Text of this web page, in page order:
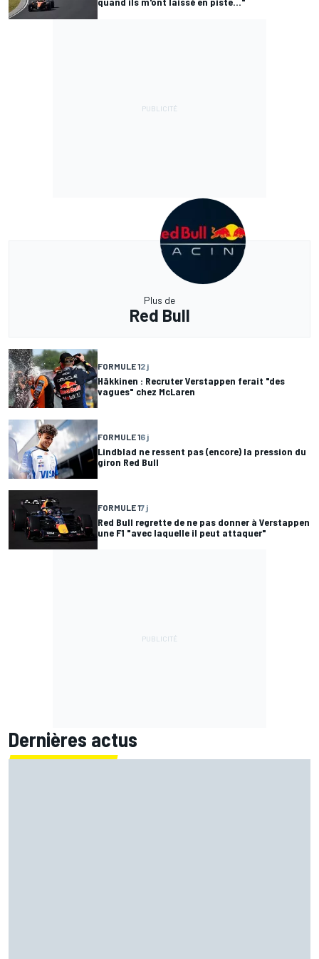
Plus de
Red Bull
FORMULE 12 j
Häkkinen : Recruter Verstappen ferait "des
vagues" chez McLaren
FORMULE 16 j
Lindblad ne ressent pas (encore) la pression du
giron Red Bull
FORMULE 17 j
Red Bull regrette de ne pas donner à Verstappen
une F1 "avec laquelle il peut attaquer"
Dernières actus